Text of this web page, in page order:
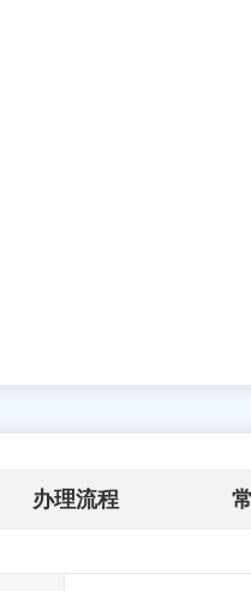
办理流程